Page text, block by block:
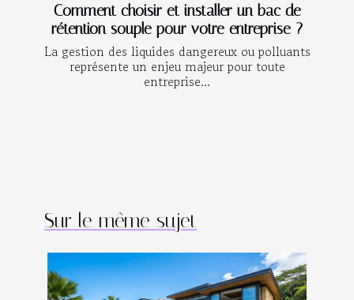
Comment choisir et installer un bac de
rétention souple pour votre entreprise ?
La gestion des liquides dangereux ou polluants
représente un enjeu majeur pour toute
entreprise...
Sur le même sujet